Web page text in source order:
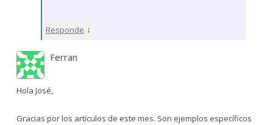
Responde ↓
Ferran
Hola José,
Gracias por los artículos de este mes. Son ejemplos específicos